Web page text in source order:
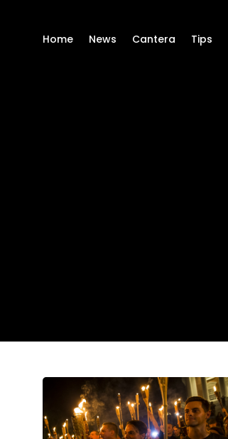
Home News Cantera Tips